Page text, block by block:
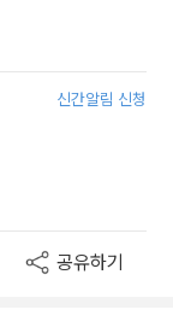
신간알림 신청
공유하기